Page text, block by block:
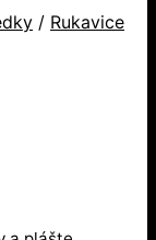
/ Rukavice